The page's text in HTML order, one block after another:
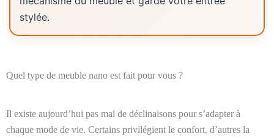
stylée.
Quel type de meuble nano est fait pour vous ?
Il existe aujourd’hui pas mal de déclinaisons pour s’adapter à
chaque mode de vie. Certains privilégient le confort, d’autres la